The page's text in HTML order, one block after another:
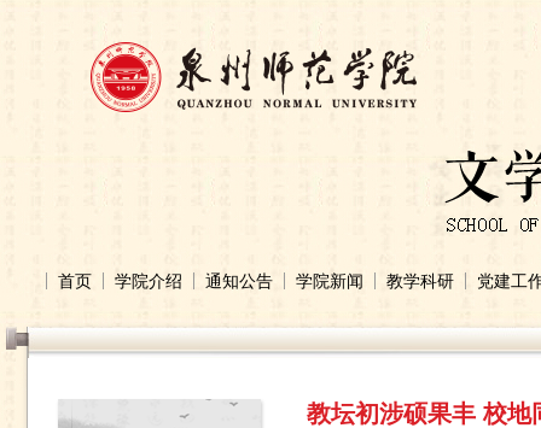
首页 学院介绍 通知公告 学院新闻 教学科研 党建工
教坛初涉硕果丰 校